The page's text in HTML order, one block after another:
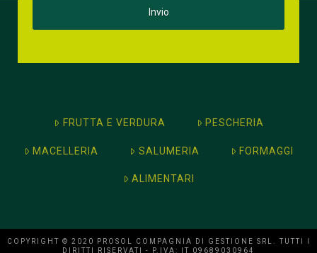
FRUTTA E VERDURA PESCHERIA
MACELLERIA SALUMERIA FORMAGGI
ALIMENTARI
COPYRIGHT © 2020 PROSOL COMPAGNIA DI GESTIONE SRL. TUTTI I
DIRITTI RISERVATI - P.IVA: IT 09689030964